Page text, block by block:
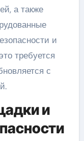
а также
и
требуется
с
и